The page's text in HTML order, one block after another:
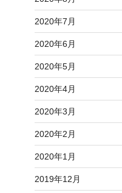
2020年7月
2020年6月
2020年5月
2020年4月
2020年3月
2020年2月
2020年1月
2019年12月